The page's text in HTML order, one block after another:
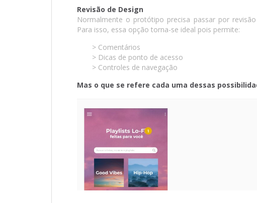
Revisão de Design
Normalmente o protótipo precisa passar por
Para isso, essa opção torna-se ideal pois permite:
> Comentários
> Dicas de ponto de acesso
> Controles de navegação
Mas o que se refere cada uma dessas